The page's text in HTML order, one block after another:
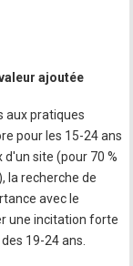
ajoutée
aux pratiques
pour les 15-24 ans
site (pour 70 %
la recherche de
avec le
une incitation forte
19-24 ans.